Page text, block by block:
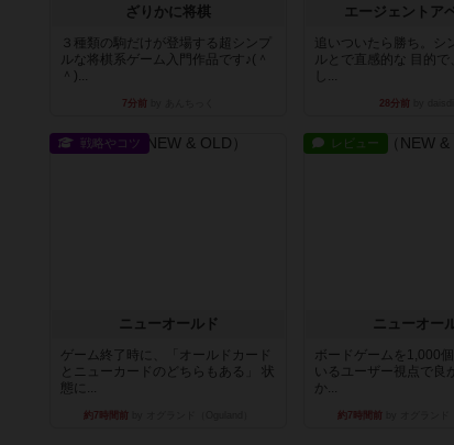
ざりかに将棋
３種類の駒だけが登場する超シンプ
ルな将棋系ゲーム入門作品です♪(＾
＾)...
7分前
エージェントア
追いついたら勝ち。シ
ルとで直感的な 目的で
し...
28分前
戦略やコツ
ニューオールド
ゲーム終了時に、「オールドカード
とニューカードのどちらもある」 状
態に...
約7時間前
レビュー
ニューオー
ボードゲームを1,000
いるユーザー視点で良
か...
約7時間前